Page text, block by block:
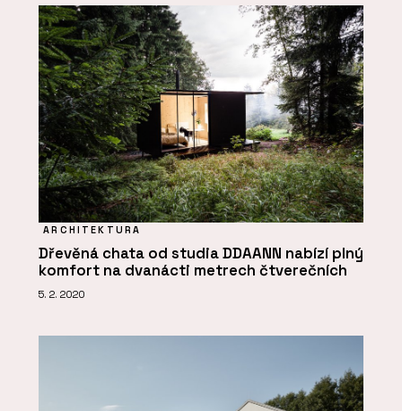
ARCHITEKTURA
Dřevěná chata od studia DDAANN nabízí plný
komfort na dvanácti metrech čtverečních
5. 2. 2020